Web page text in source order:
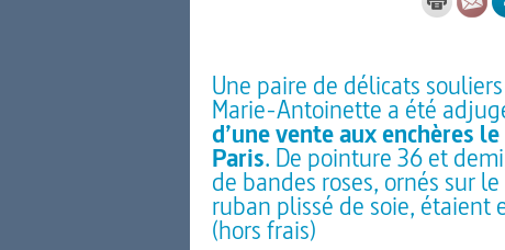
Une paire de délicats
Marie-Antoinette a été
d’une vente aux enchères
Paris. De pointure 36 et
de bandes roses, ornés sur
ruban plissé de soie,
(hors frais)